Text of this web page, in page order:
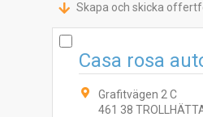
Skapa och skicka
Casa rosa
Grafitvägen 2 C
461 38